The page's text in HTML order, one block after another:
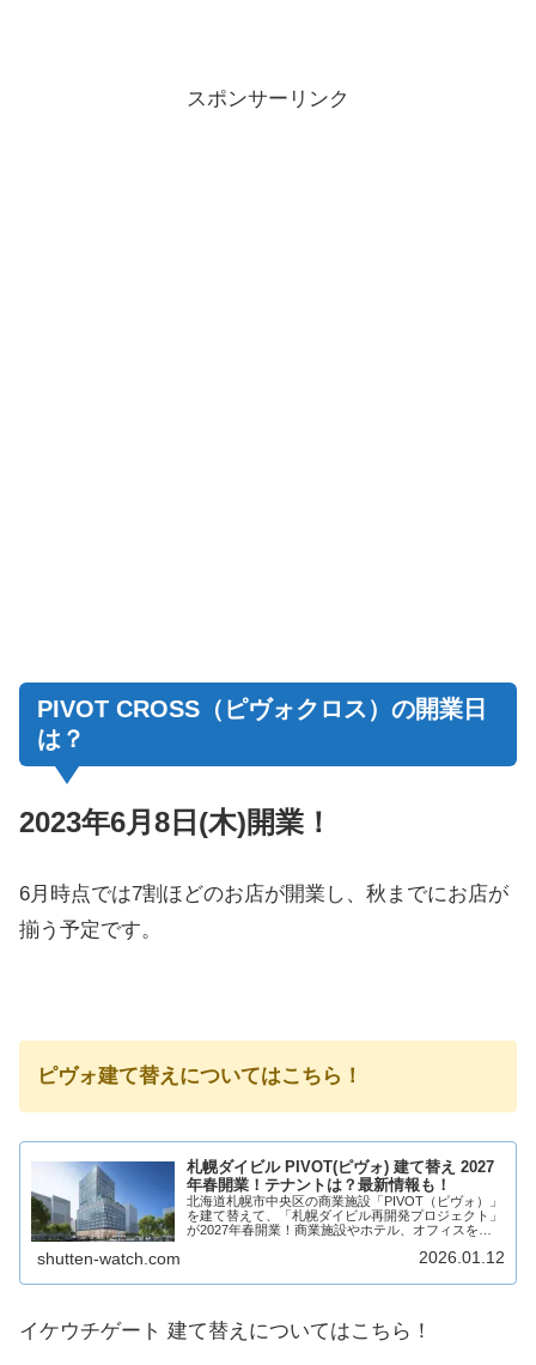
スポンサーリンク
PIVOT CROSS（ピヴォクロス）の開業日
は？
2023年6月8日(木)開業！
6月時点では7割ほどのお店が開業し、秋までにお店が
揃う予定です。
ピヴォ建て替えについてはこちら！
札幌ダイビル PIVOT(ピヴォ) 建て替え 2027
年春開業！テナントは？最新情報も！
北海道札幌市中央区の商業施設「PIVOT（ピヴォ）」
を建て替えて、「札幌ダイビル再開発プロジェクト」
が2027年春開業！商業施設やホテル、オフィスを計
PIVOT(ピヴォ)の建て替えで誕生する、札幌ダ...
shutten-watch.com 2026.01.12
イケウチゲート 建て替えについてはこちら！